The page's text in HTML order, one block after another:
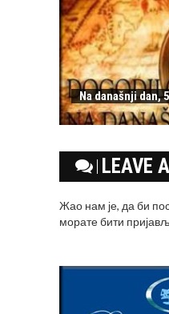
Na današnji dan,
LEAVE
Жао нам је, да би
моратебити